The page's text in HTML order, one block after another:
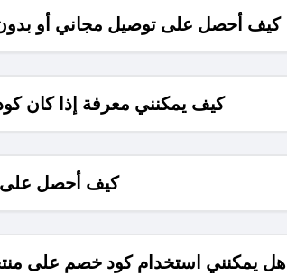
كيف أحصل على توصيل مجاني أو
كيف يمكنني معرفة إذا كان
كيف أحصل
هل يمكنني استخدام كود خصم على